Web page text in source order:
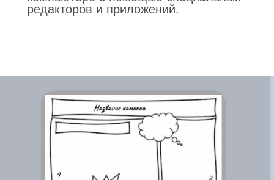
редакторов и приложений.